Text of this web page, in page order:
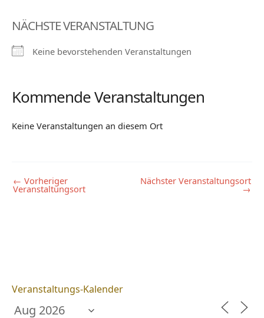
NÄCHSTE VERANSTALTUNG
Keine bevorstehenden Veranstaltungen
Kommende Veranstaltungen
Keine Veranstaltungen an diesem Ort
← Vorheriger
Veranstaltungsort
Nächster Veranstaltungsort
→
Veranstaltungs-Kalender